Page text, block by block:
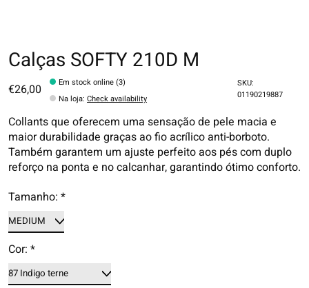
Calças SOFTY 210D M
€26,00
Em stock online (3)
Na loja:Check availability
SKU:
01190219887
Collants que oferecem uma sensação de pele macia e
maior durabilidade graças ao fio acrílico anti-borboto.
Também garantem um ajuste perfeito aos pés com duplo
reforço na ponta e no calcanhar, garantindo ótimo conforto.
Tamanho: *
Cor: *